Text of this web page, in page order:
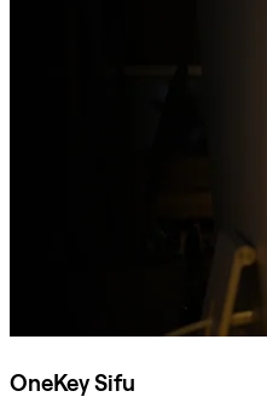
OneKey Sifu